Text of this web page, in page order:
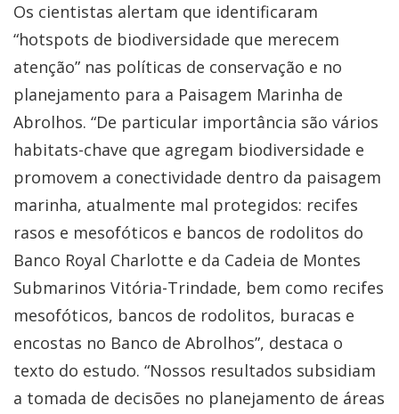
Os cientistas alertam que identificaram
“hotspots de biodiversidade que merecem
atenção” nas políticas de conservação e no
planejamento para a Paisagem Marinha de
Abrolhos. “De particular importância são vários
habitats-chave que agregam biodiversidade e
promovem a conectividade dentro da paisagem
marinha, atualmente mal protegidos: recifes
rasos e mesofóticos e bancos de rodolitos do
Banco Royal Charlotte e da Cadeia de Montes
Submarinos Vitória-Trindade, bem como recifes
mesofóticos, bancos de rodolitos, buracas e
encostas no Banco de Abrolhos”, destaca o
texto do estudo. “Nossos resultados subsidiam
a tomada de decisões no planejamento de áreas